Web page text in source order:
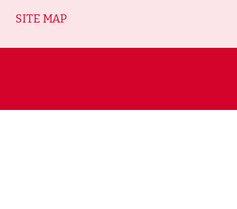
SITE MAP